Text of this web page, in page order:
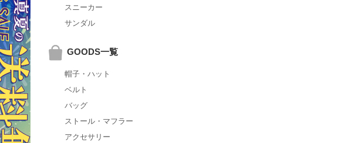
スニーカー
サンダル
GOODS一覧
帽子・ハット
ベルト
バッグ
ストール・マフラー
アクセサリー